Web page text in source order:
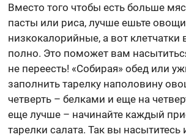
Вместо того чтобы есть больше
пасты или риса, лучше ешьте
низкокалорийные, а вот клетчатки
полно. Это поможет вам
не переесть! «Собирая» обед или
заполнить тарелку наполовину
четверть – белками и еще на
еще лучше – начинайте каждый
тарелки салата. Так вы насытитесь